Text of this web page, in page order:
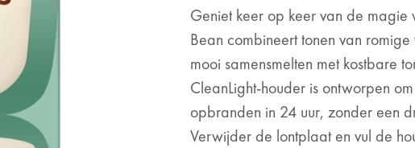
Geniet keer op keer van de magie
Bean combineert tonen van
mooi samensmelten met kostbare
CleanLight-houder is ontworpen
opbranden in 24 uur, zonder een
Verwijder de lontplaat en vul de